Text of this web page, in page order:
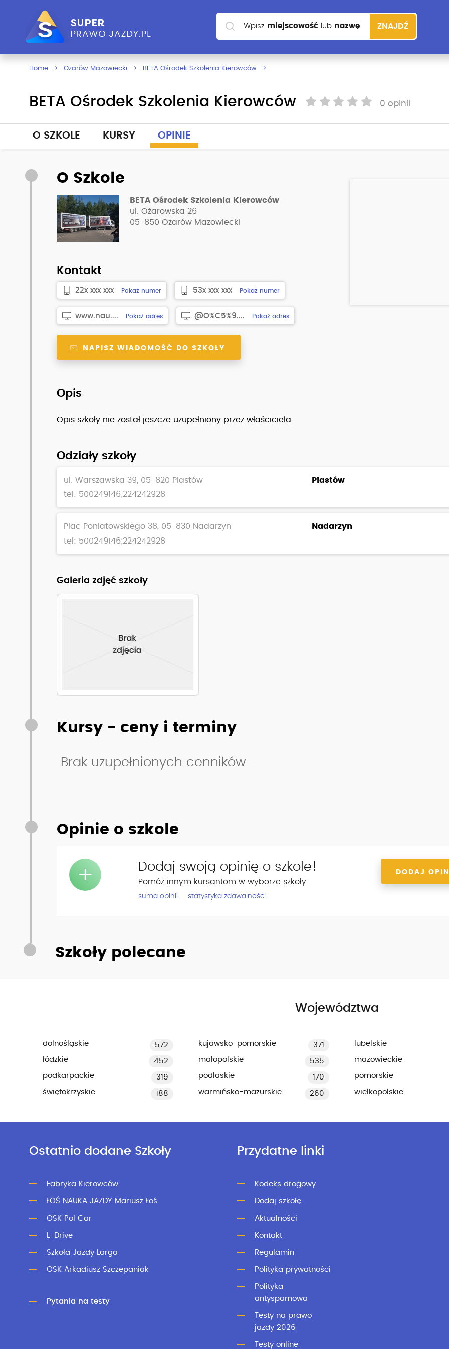
Wpisz miejscowość lub nazwę
szkoły
ZNAJDŹ
Home Ożarów Mazowiecki BETA Ośrodek Szkolenia Kierowców
BETA Ośrodek Szkolenia Kierowców 0 opinii
O SZKOLE KURSY OPINIE
O Szkole
BETA Ośrodek Szkolenia Kierowców
ul. Ożarowska 26
05-850 Ożarów Mazowiecki
Kontakt
22x xxx xxx Pokaż numer 53x xxx xxx Pokaż numer
www.nau.... Pokaż adres @O%C5%9.... Pokaż adres
NAPISZ WIADOMOŚĆ DO SZKOŁY
Opis
Opis szkoły nie został jeszcze uzupełniony przez właściciela
Odziały szkoły
ul. Warszawska 39, 05-820 Piastów
tel: 500249146;224242928
Piastów
Plac Poniatowskiego 38, 05-830 Nadarzyn
tel: 500249146;224242928
Nadarzyn
Galeria zdjęć szkoły
Kursy - ceny i terminy
Brak uzupełnionych cenników
Opinie o szkole
+ Dodaj swoją opinię o szkole!
Pomóż innym kursantom w wyborze szkoły
suma opinii statystyka zdawalności
DODAJ
Szkoły polecane
Województwa
dolnośląskie 572 kujawsko-pomorskie 371 lubelskie
łódzkie 452 małopolskie 535 mazowieckie
podkarpackie 319 podlaskie 170 pomorskie
świętokrzyskie 188 warmińsko-mazurskie 260 wielkopolskie
Ostatnio dodane Szkoły
Fabryka Kierowców
ŁOŚ NAUKA JAZDY Mariusz Łoś
OSK Pol Car
L-Drive
Szkoła Jazdy Largo
OSK Arkadiusz Szczepaniak
Pytania na testy
Przydatne linki
Kodeks drogowy
Dodaj szkołę
Aktualności
Kontakt
Regulamin
Polityka prywatności
Polityka
antyspamowa
Testy na prawo
jazdy 2026
Testy online